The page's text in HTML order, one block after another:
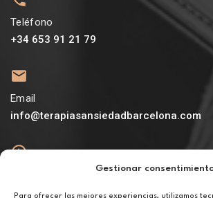
Gestionar
Para ofrecer las mejores experiencias, utilizamos
Teléfono
+34 653 91 21 79
Email
info@terapiasansiedadbarcelona.com
De lunes a viernes de 10h a 20h